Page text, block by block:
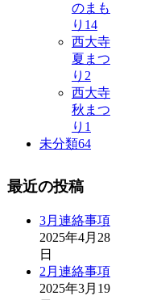
のまも
り 14
西大寺
夏まつ
り 2
西大寺
秋まつ
り 1
未分類64
最近の投稿
3月連絡事項
2025年4月28
日
2月連絡事項
2025年3月19